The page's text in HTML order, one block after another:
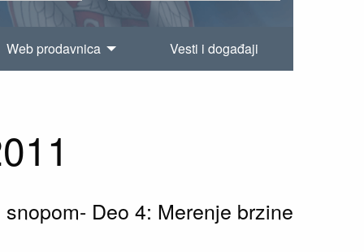
Web prodavnica Vesti i događaji
Deo 4: Merenje brzine